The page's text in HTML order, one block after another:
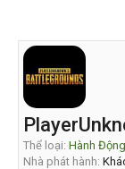
Thể loại: Hành Động
Nhà phát hành: